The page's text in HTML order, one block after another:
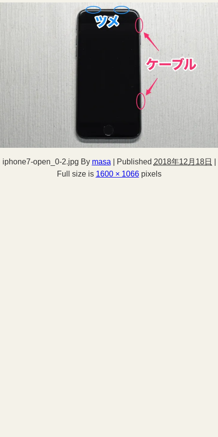
iphone7-open_0-2.jpg By masa Published 2018年12月18日
Full size is 1600 × 1066pixels